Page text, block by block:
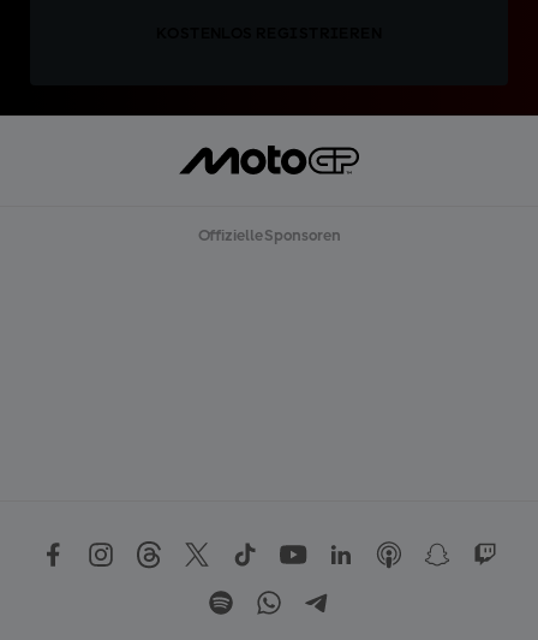
Offizielle Sponsoren